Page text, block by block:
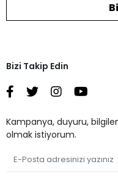
Bizi Takip Edin
Kampanya, duyuru,
olmak istiyorum.